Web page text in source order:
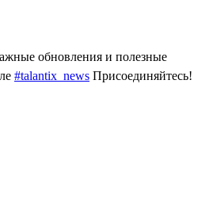
обновления и полезные
#talantix_news Присоединяйтесь!